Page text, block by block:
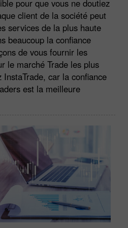
pour que vous ne doutiez
client de la société peut
services de la plus haute
beaucoup la confiance
de vous fournir les
le marché Trade les plus
car la confiance
est la meilleure